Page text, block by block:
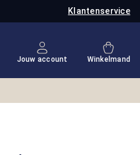
Klantenservice
0 items op je verlanglijstje
Jouw account Winkelmand